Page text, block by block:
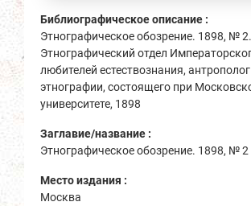
Библиографическое описание :
Этнографическое обозрение. 1898, №
Этнографический отдел
любителей естествознания,
этнографии, состоящего при
университете, 1898
Заглавие/название :
Этнографическое обозрение. 1898, № 2
Место издания :
Москва